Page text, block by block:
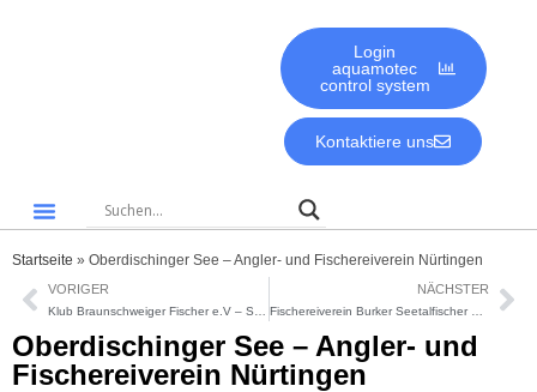
Login
aquamotec
control system
Kontaktiere uns
Startseite » Oberdischinger See – Angler- und Fischereiverein Nürtingen
VORIGER
Klub Braunschweiger Fischer e.V – Sonnenbergsee
NÄCHSTER
Fischereiverein Burker Seetalfischer e.V. in Forchheim
Oberdischinger See – Angler- und
Fischereiverein Nürtingen